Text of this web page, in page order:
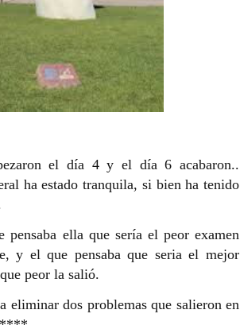
el día 4 y el día 6 acabaron..
ha estado tranquila, si bien ha tenido
pensaba ella que sería el peor examen
y el que pensaba que seria el mejor
peor la salió.
dos problemas que salieron en
****